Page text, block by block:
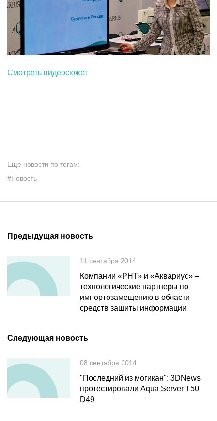
Смотреть видеосюжет
Еще новости по тегам:
#Новость
Предыдущая новость
11 сентября 2014
Компании «РНТ» и «Аквариус» –
технологические партнеры по
импортозамещению в области
средств защиты информации
Следующая новость
08 сентября 2014
"Последний из могикан": 3DNews
протестировали Aqua Server T50
D49